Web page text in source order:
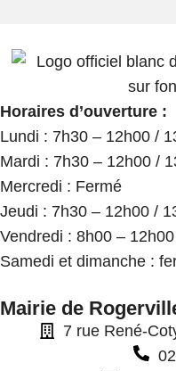
Horaires d’ouverture :
Lundi : 7h30 – 12h00 /
Mardi : 7h30 – 12h00 /
Mercredi : Fermé
Jeudi : 7h30 – 12h00 /
Vendredi : 8h00 –
Samedi et dimanche :
Mairie de
7 rue René-